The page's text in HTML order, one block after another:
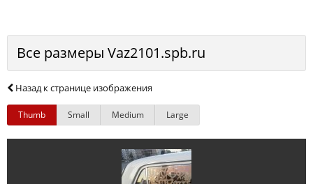
Все размеры Vaz2101.spb.ru
Назад к странице изображения
Thumb Small Medium Large